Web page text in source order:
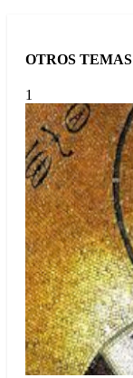
OTROS TEMAS
1